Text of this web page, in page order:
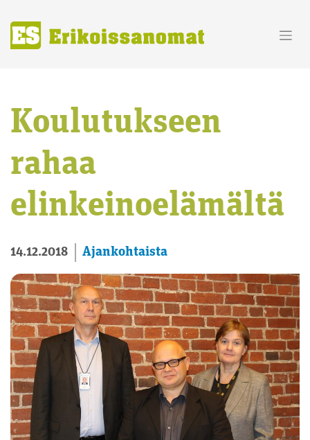
content
Koulutukseen
rahaa
elinkeinoelämältä
14.12.2018 Ajankohtaista